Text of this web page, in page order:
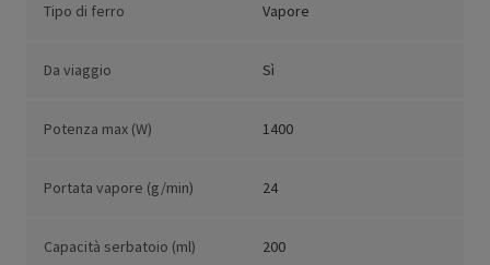
Tipo di ferro Vapore
Da viaggio Sì
Potenza max (W) 1400
Portata vapore (g/min) 24
Capacità serbatoio (ml) 200